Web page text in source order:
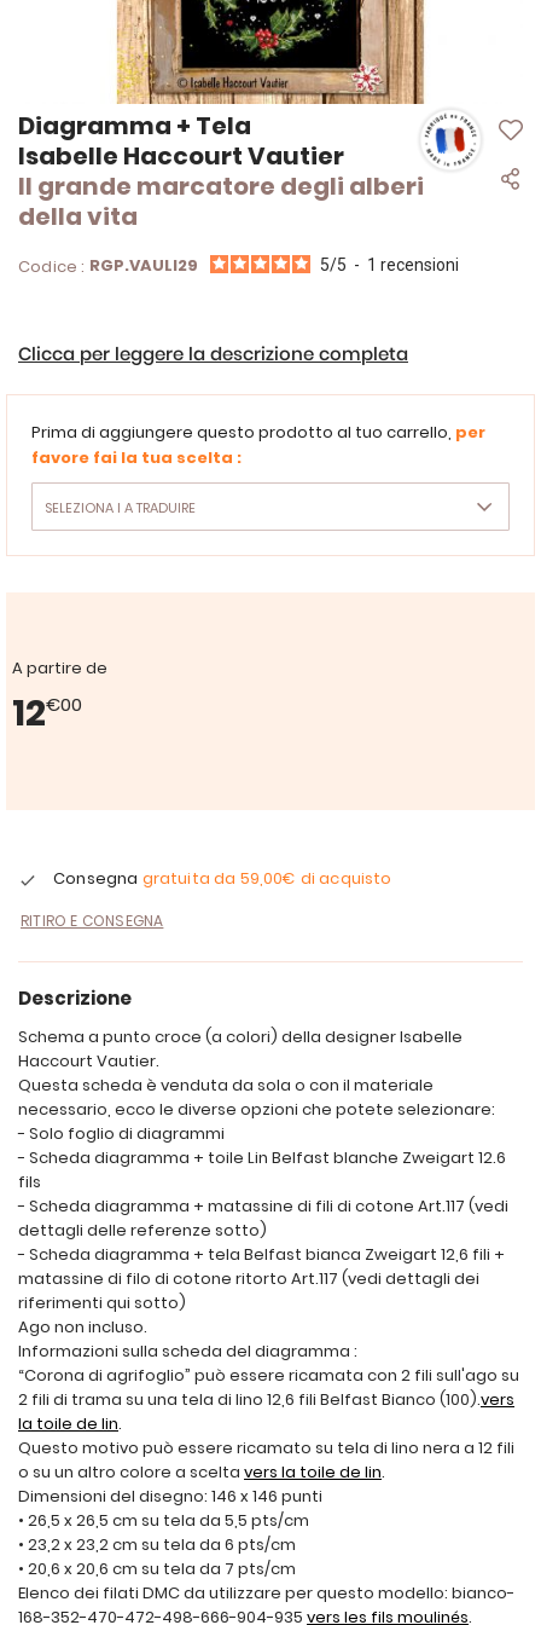
Diagramma + Tela
Isabelle Haccourt Vautier
Il grande marcatore degli alberi
della vita
Codice : RGP.VAULI29 5/5 - 1recensioni
Clicca per leggere la descrizione completa
Prima di aggiungere questo prodotto al tuo carrello, per
favore fai la tua scelta :
A partire de
12€00
Consegna gratuita da 59,00€ di acquisto
RITIRO E CONSEGNA
Vai
all'inizio
della
galleria
di
Descrizione
Schema a punto croce (a colori) della designer Isabelle
Haccourt Vautier.
Questa scheda è venduta da sola o con il materiale
necessario, ecco le diverse opzioni che potete selezionare:
- Solo foglio di diagrammi
- Scheda diagramma + toile Lin Belfast blanche Zweigart 12.6
fils
- Scheda diagramma + matassine di fili di cotone Art.117 (vedi
dettagli delle referenze sotto)
- Scheda diagramma + tela Belfast bianca Zweigart 12,6 fili +
matassine di filo di cotone ritorto Art.117 (vedi dettagli dei
riferimenti qui sotto)
Ago non incluso.
Informazioni sulla scheda del diagramma :
“Corona di agrifoglio” può essere ricamata con 2 fili sull'ago su
2 fili di trama su una tela di lino 12,6 fili Belfast Bianco (100).vers
la toile de lin.
Questo motivo può essere ricamato su tela di lino nera a 12 fili
o su un altro colore a scelta vers la toile de lin.
Dimensioni del disegno: 146 x 146 punti
• 26,5 x 26,5 cm su tela da 5,5 pts/cm
• 23,2 x 23,2 cm su tela da 6 pts/cm
• 20,6 x 20,6 cm su tela da 7 pts/cm
Elenco dei filati DMC da utilizzare per questo modello: bianco-
168-352-470-472-498-666-904-935 vers les fils moulinés.